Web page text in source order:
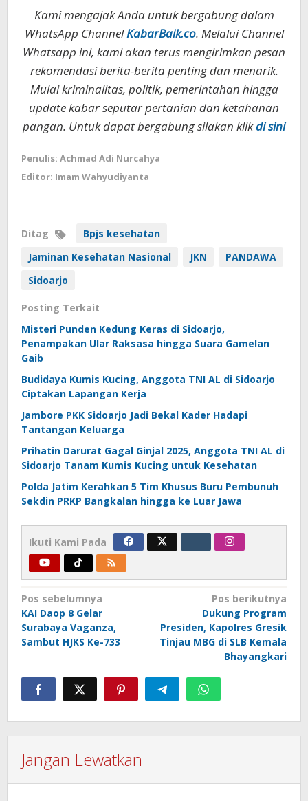
Kami mengajak Anda untuk bergabung dalam
WhatsApp ChannelKabarBaik.co. Melalui Channel
Whatsapp ini, kami akan terus mengirimkan pesan
rekomendasi berita-berita penting dan menarik.
Mulai kriminalitas, politik, pemerintahan hingga
update kabar seputar pertanian dan ketahanan
pangan. Untuk dapat bergabung silakan klikdi sini
Penulis: Achmad Adi Nurcahya
Editor: Imam Wahyudiyanta
Ditag
Bpjs kesehatan
Jaminan Kesehatan Nasional
JKN
PANDAWA
Sidoarjo
Posting Terkait
Misteri Punden Kedung Keras di Sidoarjo,
Penampakan Ular Raksasa hingga Suara Gamelan
Gaib
Budidaya Kumis Kucing, Anggota TNI AL di Sidoarjo
Ciptakan Lapangan Kerja
Jambore PKK Sidoarjo Jadi Bekal Kader Hadapi
Tantangan Keluarga
Prihatin Darurat Gagal Ginjal 2025, Anggota TNI AL di
Sidoarjo Tanam Kumis Kucing untuk Kesehatan
Polda Jatim Kerahkan 5 Tim Khusus Buru Pembunuh
Sekdin PRKP Bangkalan hingga ke Luar Jawa
Ikuti Kami Pada
Navigasi
pos
Pos sebelumnya
KAI Daop 8 Gelar
Surabaya Vaganza,
Sambut HJKS Ke-733
Pos berikutnya
Dukung Program
Presiden, Kapolres Gresik
Tinjau MBG di SLB Kemala
Bhayangkari
Jangan Lewatkan